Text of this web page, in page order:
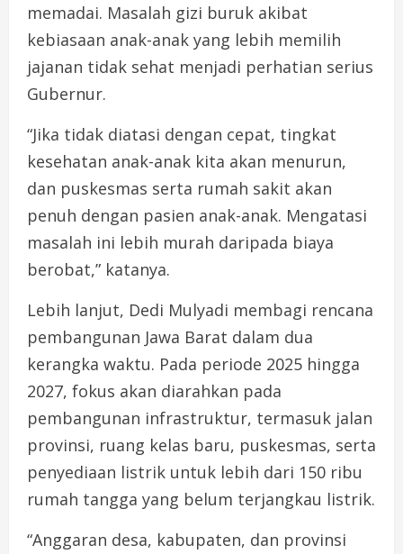
memadai. Masalah gizi buruk akibat
kebiasaan anak-anak yang lebih memilih
jajanan tidak sehat menjadi perhatian serius
Gubernur.
“Jika tidak diatasi dengan cepat, tingkat
kesehatan anak-anak kita akan menurun,
dan puskesmas serta rumah sakit akan
penuh dengan pasien anak-anak. Mengatasi
masalah ini lebih murah daripada biaya
berobat,” katanya.
Lebih lanjut, Dedi Mulyadi membagi rencana
pembangunan Jawa Barat dalam dua
kerangka waktu. Pada periode 2025 hingga
2027, fokus akan diarahkan pada
pembangunan infrastruktur, termasuk jalan
provinsi, ruang kelas baru, puskesmas, serta
penyediaan listrik untuk lebih dari 150 ribu
rumah tangga yang belum terjangkau listrik.
“Anggaran desa, kabupaten, dan provinsi